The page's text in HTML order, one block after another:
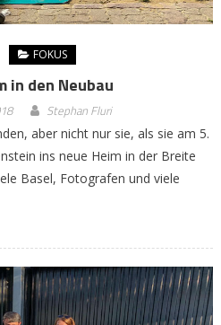
FOKUS
in den Neubau
Stephan Fluri
aber nicht nur sie, als sie am 5.
ins neue Heim in der Breite
Basel, Fotografen und viele